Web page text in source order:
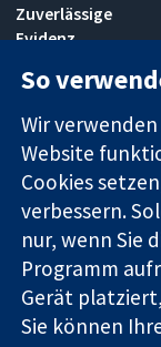
Zuverlässige
Evidenz
Entscheidungen
Bessere
Gesundheit
Die Cochrane
(Nr. 1045921) und in
mit beschränkter
Umsatzsteuer-
So
Wir
Website
Cookies
verbessern.
nur, wenn Sie
Programm
Gerät
Sie können